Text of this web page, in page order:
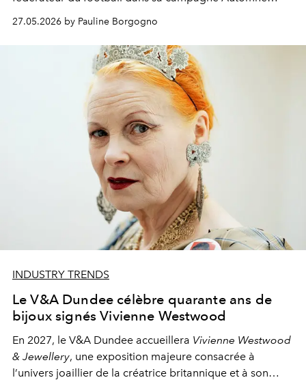
A Good Sport
27.05.2026 by Pauline Borgogno
INDUSTRY TRENDS
Le V&A Dundee célèbre quarante ans de
bijoux signés Vivienne Westwood
En 2027, le V&A Dundee accueillera Vivienne Westwood
& Jewellery, une exposition majeure consacrée à
l’univers joaillier de la créatrice britannique et à son